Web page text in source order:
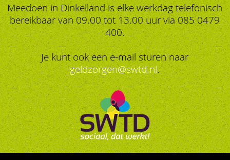
Meedoen in Dinkelland is elke werkdag telefonisch
bereikbaar van 09.00 tot 13.00 uur via 085 0479
400.
Je kunt ook een e-mail sturen naar
geldzorgen@swtd.nl.